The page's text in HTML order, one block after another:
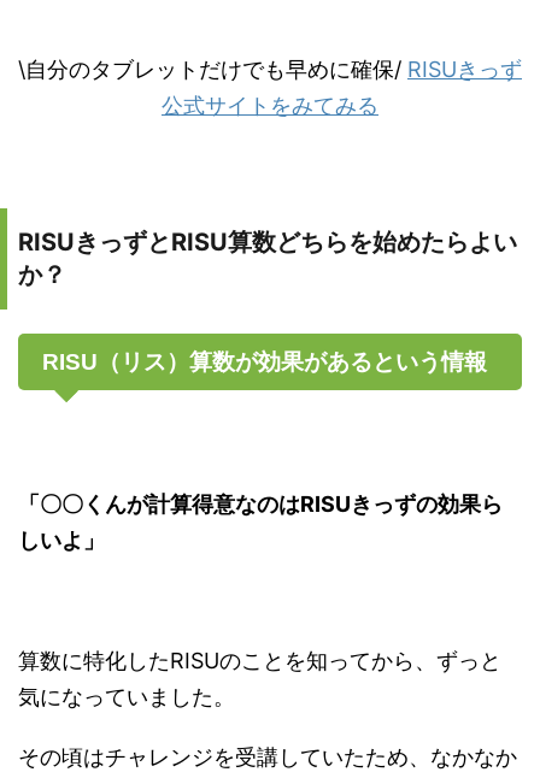
\自分のタブレットだけでも早めに確保/ RISUきっず
公式サイトをみてみる
RISUきっずとRISU算数どちらを始めたらよい
か？
RISU（リス）算数が効果があるという情報
「〇〇くんが計算得意なのはRISUきっずの効果ら
しいよ」
算数に特化したRISUのことを知ってから、ずっと
気になっていました。
その頃はチャレンジを受講していたため、なかなか